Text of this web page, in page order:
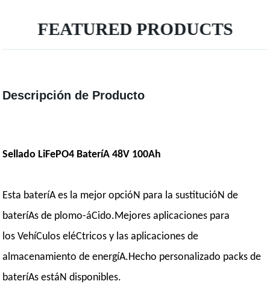
FEATURED PRODUCTS
Descripción de Producto
Sellado LiFePO4 BateríA 48V 100Ah
Esta bateríA es la mejor opcióN para la sustitucióN de
bateríAs de plomo-áCido.Mejores aplicaciones para
los VehíCulos eléCtricos y las aplicaciones de
almacenamiento de energíA.Hecho personalizado packs de
bateríAs estáN disponibles.